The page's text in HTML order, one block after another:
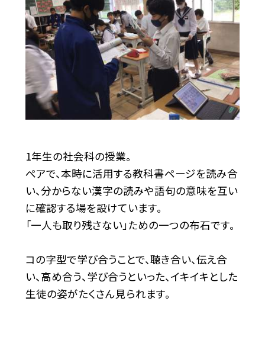
1年生の社会科の授業。
ぺアで、本時に活用する教科書ページを読み合
い、分からない漢字の読みや語句の意味を互い
に確認する場を設けています。
「一人も取り残さない」ための一つの布石です。
コの字型で学び合うことで、聴き合い、伝え合
い、高め合う、学び合うといった、イキイキとした
生徒の姿がたくさん見られます。